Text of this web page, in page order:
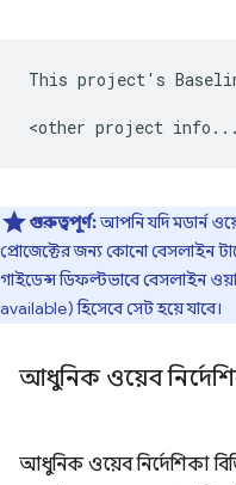
This project's
গুরুত্বপূর্ণ:আপনি যদি মডার্ন
প্রোজেক্টের জন্য কোনো বেসলাইন
গাইডেন্স ডিফল্টভাবে বেসলাইন
available) হিসেবে সেট হয়ে যাবে।
আধুনিক ওয়েব
আধুনিক ওয়েব নির্দেশিকা